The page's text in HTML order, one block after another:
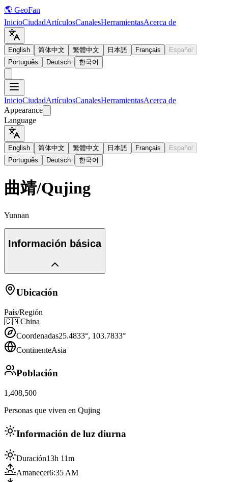
🌎 GeoFan
InicioCiudadArtículosCanalesHerramientasAcerca de
English 简体中文 繁體中文 日本語 Français
Español
Português
Deutsch 한국어
InicioCiudadArtículosCanalesHerramientasAcerca de
Appearance
Language
English 简体中文 繁體中文 日本語 Français
Español
Português
Deutsch 한국어
曲靖/Qujing
Yunnan
Información básica
Ubicación
País/Región
🇨🇳China
Coordenadas25.4833°, 103.7833°
ContinenteAsia
Población
1,408,500
Personas que viven en Qujing
Información de luz diurna
Duración13h 11m
Amanecer6:35 AM